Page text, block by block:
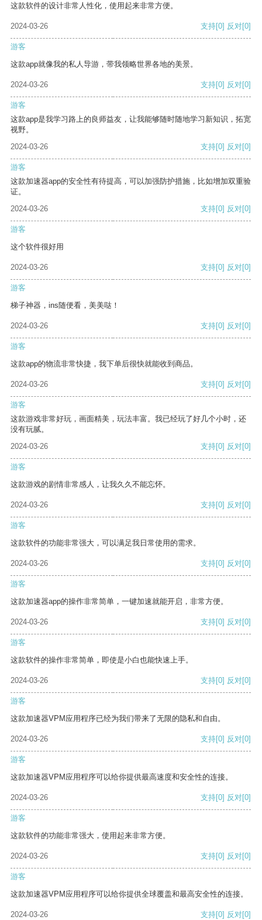
这款软件的设计非常人性化，使用起来非常方便。
2024-03-26 支持[0] 反对[0]
游客
这款app就像我的私人导游，带我领略世界各地的美景。
2024-03-26 支持[0] 反对[0]
游客
这款app是我学习路上的良师益友，让我能够随时随地学习新知识，拓宽
视野。
2024-03-26
支持[0] 反对[0]
游客
这款加速器app的安全性有待提高，可以加强防护措施，比如增加双重验
证。
2024-03-26
支持[0] 反对[0]
游客
这个软件很好用
2024-03-26 支持[0] 反对[0]
游客
梯子神器，ins随便看，美美哒！
2024-03-26 支持[0] 反对[0]
游客
这款app的物流非常快捷，我下单后很快就能收到商品。
2024-03-26 支持[0] 反对[0]
游客
这款游戏非常好玩，画面精美，玩法丰富。我已经玩了好几个小时，还
没有玩腻。
2024-03-26
支持[0] 反对[0]
游客
这款游戏的剧情非常感人，让我久久不能忘怀。
2024-03-26 支持[0] 反对[0]
游客
这款软件的功能非常强大，可以满足我日常使用的需求。
2024-03-26 支持[0] 反对[0]
游客
这款加速器app的操作非常简单，一键加速就能开启，非常方便。
2024-03-26 支持[0] 反对[0]
游客
这款软件的操作非常简单，即使是小白也能快速上手。
2024-03-26 支持[0] 反对[0]
游客
这款加速器VPM应用程序已经为我们带来了无限的隐私和自由。
2024-03-26 支持[0] 反对[0]
游客
这款加速器VPM应用程序可以给你提供最高速度和安全性的连接。
2024-03-26 支持[0] 反对[0]
游客
这款软件的功能非常强大，使用起来非常方便。
2024-03-26 支持[0] 反对[0]
游客
这款加速器VPM应用程序可以给你提供全球覆盖和最高安全性的连接。
2024-03-26 支持[0] 反对[0]